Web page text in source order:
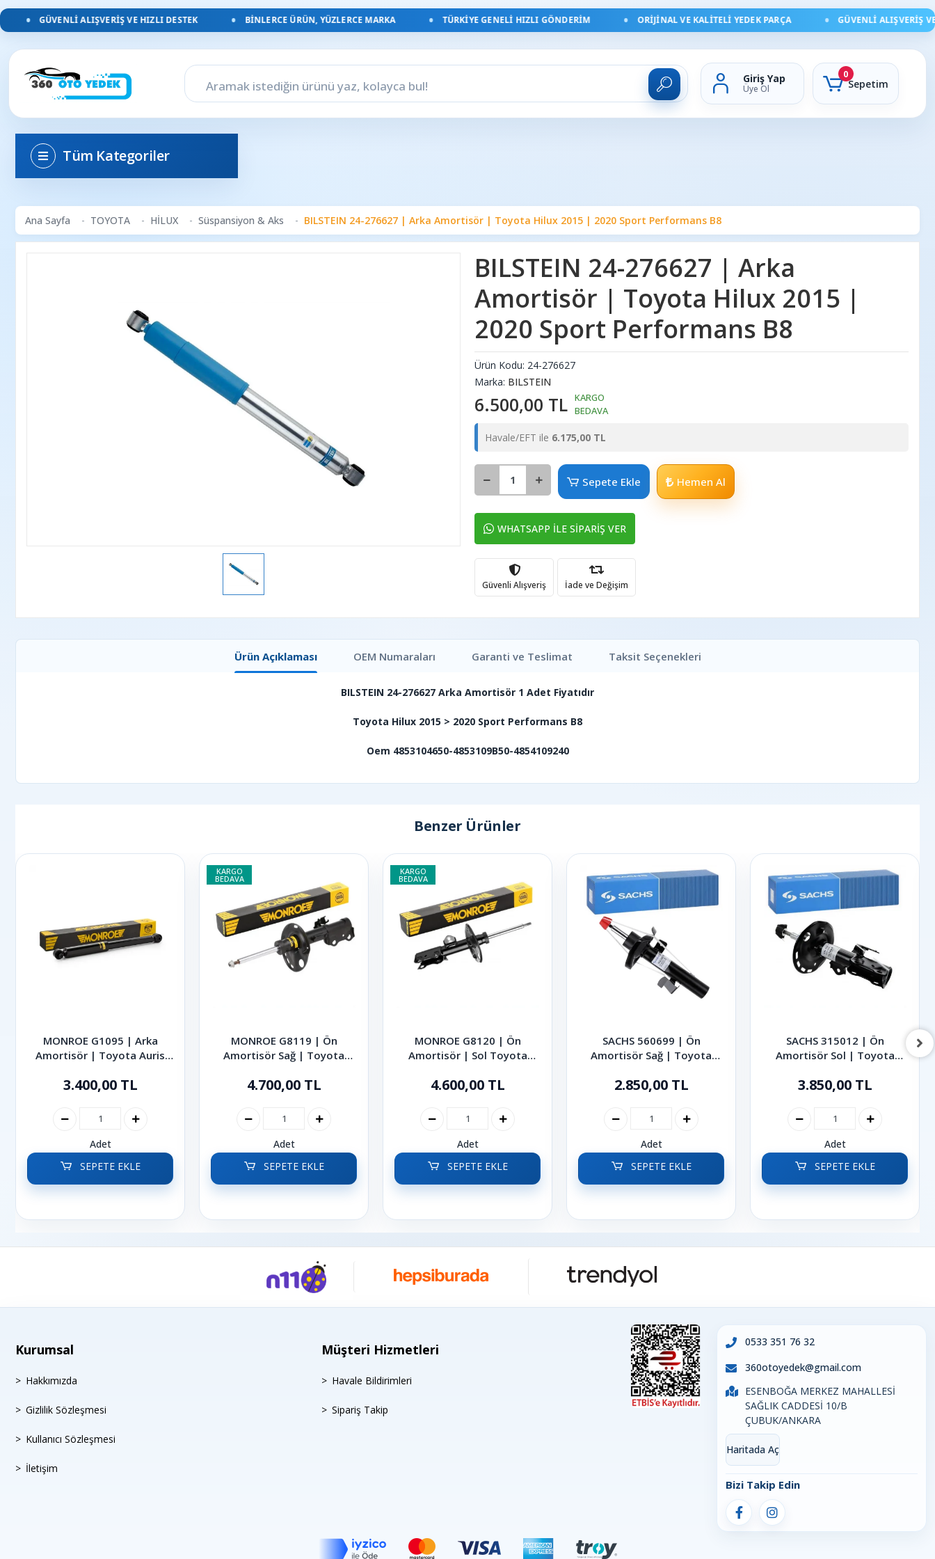
GÜVENLI ALIŞVERIŞ VE HIZLI DESTEK BINLERCE ÜRÜN, YÜZLERCE MARKA TÜRKIYE GENELI HIZLI GÖNDERIM ORIJINAL VE KALITELI YEDEK PARÇA GÜVENLI ALIŞVERIŞ VE
Giriş Yap
Üye Ol
0
Sepetim
Tüm Kategoriler
Ana Sayfa TOYOTA HİLUX Süspansiyon & Aks BILSTEIN 24-276627 | Arka Amortisör | Toyota Hilux 2015 | 2020 Sport Performans B8
BILSTEIN 24-276627 | Arka
Amortisör | Toyota Hilux 2015 |
2020 Sport Performans B8
Ürün Kodu: 24-276627
Marka: BILSTEIN
6.500,00 TL KARGO
BEDAVA
Havale/EFT ile 6.175,00 TL
Sepete Ekle Hemen Al
WHATSAPP İLE SİPARİŞ VER
Güvenli Alışveriş İade ve Değişim
Ürün Açıklaması Garanti ve Teslimat Taksit Seçenekleri
OEM Numaraları
BILSTEIN 24-276627 Arka Amortisör 1 Adet Fiyatıdır
Toyota Hilux 2015 > 2020 Sport Performans B8
Oem 4853104650-4853109B50-4854109240
Benzer Ürünler
MONROE G1095 | Arka
Amortisör | Toyota Auris
3.400,00 TL
Adet
SEPETE EKLE
KARGO
BEDAVA
MONROE G8119 | Ön
Amortisör Sağ | Toyota
4.700,00 TL
Adet
SEPETE EKLE
KARGO
BEDAVA
MONROE G8120 | Ön
Amortisör | Sol Toyota
4.600,00 TL
Adet
SEPETE EKLE
SACHS 560699 | Ön
Amortisör Sağ | Toyota
2.850,00 TL
Adet
SEPETE EKLE
SACHS 315012 | Ön
Amortisör Sol | Toyota
3.850,00 TL
Adet
SEPETE EKLE
Kurumsal
Hakkımızda
Gizlilik Sözleşmesi
Kullanıcı Sözleşmesi
İletişim
Müşteri Hizmetleri
Havale Bildirimleri
Sipariş Takip
0533 351 76 32
360otoyedek@gmail.com
ESENBOĞA MERKEZ MAHALLESİ
SAĞLIK CADDESİ 10/B
ÇUBUK/ANKARA
Haritada Aç
Bizi Takip Edin